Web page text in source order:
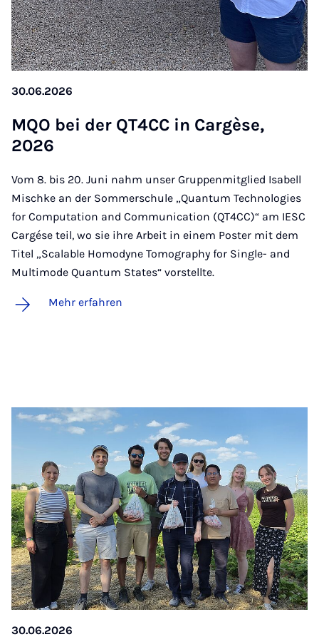
30.06.2026
MQO bei der QT4CC in Car­gè­se,
2026
Vom 8. bis 20. Juni nahm unser Gruppenmitglied Isabell
Mischke an der Sommerschule „Quantum Technologies
for Computation and Communication (QT4CC)“ am IESC
Cargése teil, wo sie ihre Arbeit in einem Poster mit dem
Titel „Scalable Homodyne Tomography for Single- and
Multimode Quantum States“ vorstellte.
Mehr erfahren
30.06.2026